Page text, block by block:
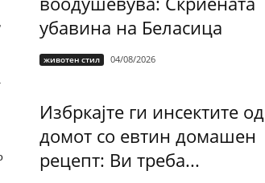
убавина на Беласица
животен стил 04/08/2026
Избркајте ги инсектите од
домот со евтин домашен
рецепт: Ви треба...